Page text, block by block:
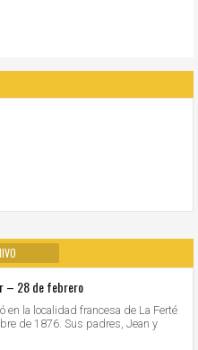
– 28 de febrero
en la localidad francesa de La Ferté
de 1876. Sus padres, Jean y